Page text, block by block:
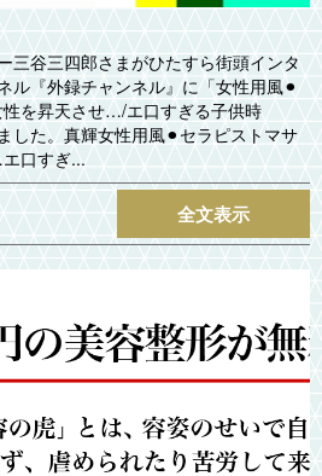
三谷三四郎さまがひたすら街頭インタ
ル『外録チャンネル』に「女性用風⚫︎
を昇天させ…/エ口すぎる子供時
た。真輝女性用風⚫︎セラピストマサ
口すぎ...
全文表示